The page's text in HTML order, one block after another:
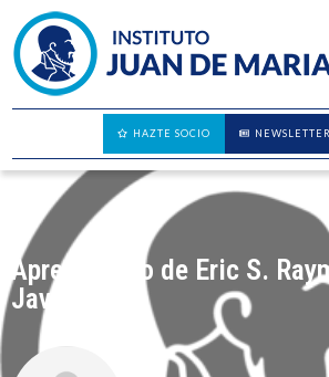
NEWSLETTER
HAZTE SOCIO
Aprendiendo de Eric S.
JavaScript